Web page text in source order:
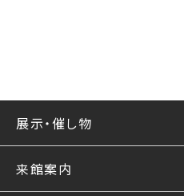
展示・催し物
来館案内